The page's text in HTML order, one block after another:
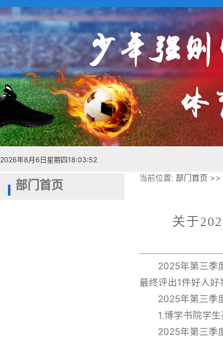
2026年8月6日星期四18:03:53
部门首页 当前位置: 部门首页 >>
关于
2025年第三季
最终评出1件好人
2025年第三季
1.博学书院学
2025年第三季